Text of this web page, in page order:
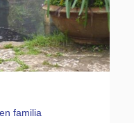
familia